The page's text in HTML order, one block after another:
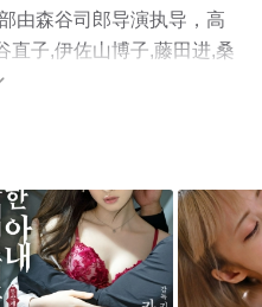
由森谷司郎导演执导，高
直子,伊佐山博子,藤田进,桑
初男,北村和夫,加藤和夫,小
快,佐久田修,桥爪淳,江角
清无删减完整版电影大全
可移步至豆瓣电影、电视